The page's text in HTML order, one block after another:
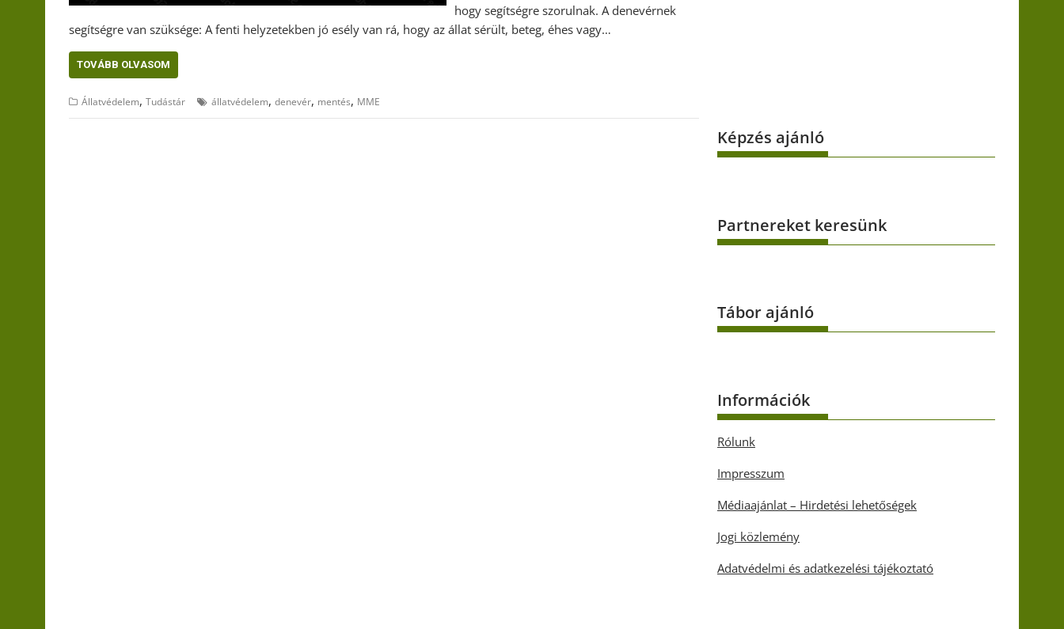
hogy segítségre szorulnak. A denevérnek
segítségre van szüksége: A fenti helyzetekben jó esély van rá, hogy az állat sérült, beteg, éhes vagy…
TOVÁBB OLVASOM
Állatvédelem, Tudástár állatvédelem, denevér, mentés, MME
Képzés ajánló
Partnereket keresünk
Tábor ajánló
Információk
Rólunk
Impresszum
Médiaajánlat – Hirdetési lehetőségek
Jogi közlemény
Adatvédelmi és adatkezelési tájékoztató